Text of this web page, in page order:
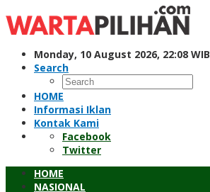
to
content
Monday, 10 August 2026, 22:08 WIB
Search
HOME
Informasi Iklan
Kontak Kami
Facebook
Twitter
HOME
NASIONAL